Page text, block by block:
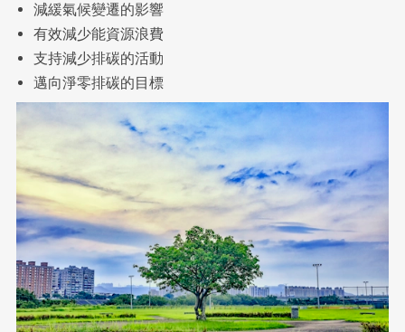
減緩氣候變遷的影響
有效減少能資源浪費
支持減少排碳的活動
邁向淨零排碳的目標